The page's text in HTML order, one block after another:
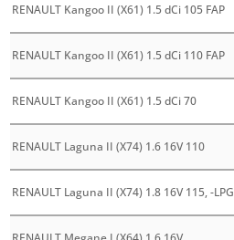
RENAULT Kangoo II (X61) 1.5 dCi 105 FAP
RENAULT Kangoo II (X61) 1.5 dCi 110 FAP
RENAULT Kangoo II (X61) 1.5 dCi 70
RENAULT Laguna II (X74) 1.6 16V 110
RENAULT Laguna II (X74) 1.8 16V 115, -LPG